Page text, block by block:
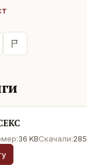
36 KBСкачали:285